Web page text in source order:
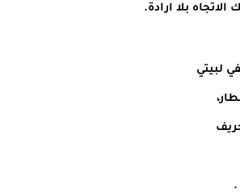
بلا ارادة.
لبيتي
.